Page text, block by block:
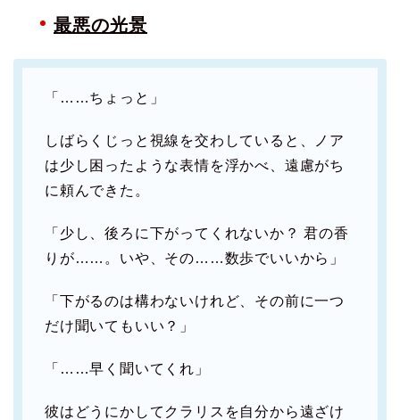
最悪の光景
「……ちょっと」
しばらくじっと視線を交わしていると、ノア
は少し困ったような表情を浮かべ、遠慮がち
に頼んできた。
「少し、後ろに下がってくれないか？ 君の香
りが……。いや、その……数歩でいいから」
「下がるのは構わないけれど、その前に一つ
だけ聞いてもいい？」
「……早く聞いてくれ」
彼はどうにかしてクラリスを自分から遠ざけ